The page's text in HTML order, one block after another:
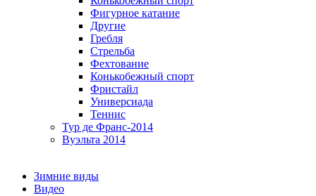
Фигурное катание
Другие
Гребля
Стрельба
Фехтование
Конькобежный спорт
Фристайл
Универсиада
Теннис
Тур де Франс-2014
Вуэльта 2014
Зимние виды
Видео